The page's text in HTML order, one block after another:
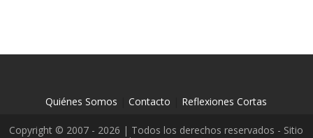
Quiénes Somos |Contacto Reflexiones Cortas
Copyright © 2007 - 2026 | Todos los derechos reservados - Sitio